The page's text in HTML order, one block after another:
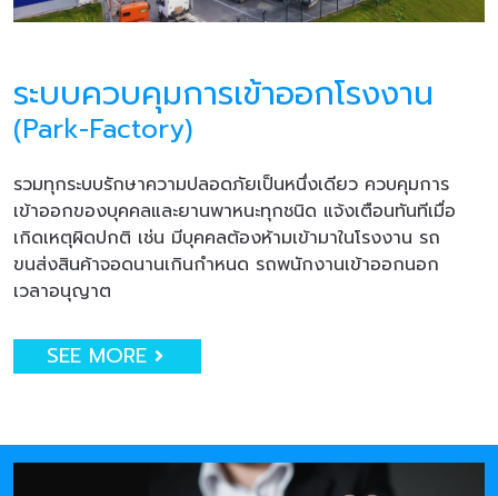
ระบบควบคุมการเข้าออกโรงงาน
(Park-Factory)
รวมทุกระบบรักษาความปลอดภัยเป็นหนึ่งเดียว ควบคุมการ
เข้าออกของบุคคลและยานพาหนะทุกชนิด แจ้งเตือนทันทีเมื่อ
เกิดเหตุผิดปกติ เช่น มีบุคคลต้องห้ามเข้ามาในโรงงาน รถ
ขนส่งสินค้าจอดนานเกินกำหนด รถพนักงานเข้าออกนอก
เวลาอนุญาต
SEE MORE